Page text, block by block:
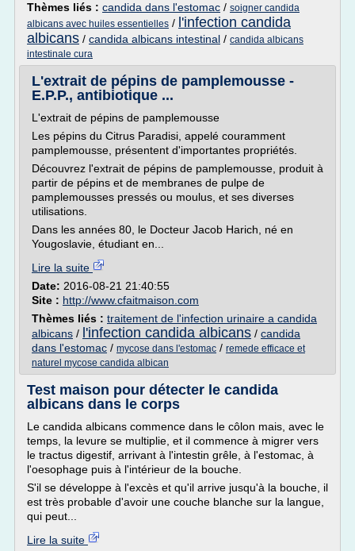
Thèmes liés : candida dans l'estomac / soigner candida
albicans avec huiles essentielles / l'infection candida
albicans / candida albicans intestinal / candida albicans
intestinale cura
L'extrait de pépins de pamplemousse -
E.P.P., antibiotique ...
L'extrait de pépins de pamplemousse
Les pépins du Citrus Paradisi, appelé couramment
pamplemousse, présentent d'importantes propriétés.
Découvrez l'extrait de pépins de pamplemousse, produit à
partir de pépins et de membranes de pulpe de
pamplemousses pressés ou moulus, et ses diverses
utilisations.
Dans les années 80, le Docteur Jacob Harich, né en
Yougoslavie, étudiant en...
Lire la suite
Date: 2016-08-21 21:40:55
Site : http://www.cfaitmaison.com
Thèmes liés : traitement de l'infection urinaire a candida
albicans / l'infection candida albicans / candida
dans l'estomac / mycose dans l'estomac / remede efficace et
naturel mycose candida albican
Test maison pour détecter le candida
albicans dans le corps
Le candida albicans commence dans le côlon mais, avec le
temps, la levure se multiplie, et il commence à migrer vers
le tractus digestif, arrivant à l'intestin grêle, à l'estomac, à
l'oesophage puis à l'intérieur de la bouche.
S'il se développe à l'excès et qu'il arrive jusqu'à la bouche, il
est très probable d'avoir une couche blanche sur la langue,
qui peut...
Lire la suite